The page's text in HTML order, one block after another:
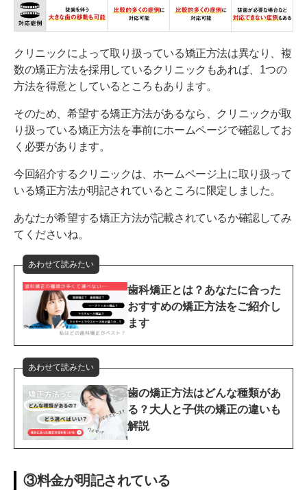
クリニックによって取り扱っている矯正方法は異なり、複
数の矯正方法を採用しているクリニックもあれば、1つの
方法を得意としているところもあります。
そのため、希望する矯正方法があるなら、クリニックが取
り扱っている矯正方法を事前にホームページで確認してお
く必要があります。
今回紹介するクリニックは、ホームページ上に取り扱って
いる矯正方法が明記されているところに限定しました。
あなたが希望する矯正方法が記載されているか確認してみ
てくださいね。
あわせて読みたい
歯科矯正とは？あなたに合った
おすすめの矯正方法をご紹介し
ます
あわせて読みたい
歯の矯正方法はどんな種類があ
る？大人と子供の矯正の違いも
解説
③料金が明記されている